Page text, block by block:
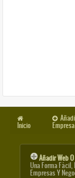
Inicio Empresa
Añadir Web
Una Forma
Empresas Y